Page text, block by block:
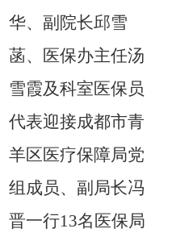
华、副院长邱雪
菡、医保办主任汤
雪霞及科室医保员
代表迎接成都市青
羊区医疗保障局党
组成员、副局长冯
晋一行13名医保局